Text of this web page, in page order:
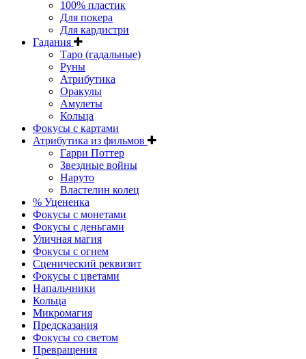
100% пластик
Для покера
Для кардистри
Гадания
Таро (гадальные)
Руны
Атрибутика
Оракулы
Амулеты
Кольца
Фокусы с картами
Атрибутика из фильмов
Гарри Поттер
Звездные войны
Наруто
Властелин колец
% Уцененка
Фокусы с монетами
Фокусы с деньгами
Уличная магия
Фокусы с огнем
Сценический реквизит
Фокусы с цветами
Напальчники
Кольца
Микромагия
Предсказания
Фокусы со светом
Превращения